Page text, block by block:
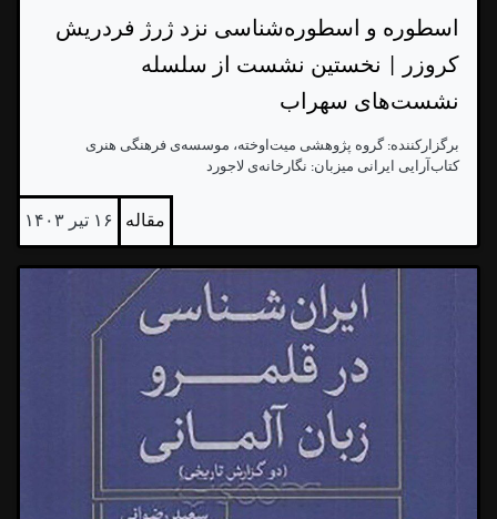
اسطوره و اسطوره‌شناسی نزد ژرژ فردریش
کروزر | نخستین نشست از سلسله
نشست‌های سهراب
برگزارکننده: گروه پژوهشی میت‌اوخته، موسسه‌ی فرهنگی هنری
کتاب‌آرایی ایرانی میزبان: نگارخانه‌ی لاجورد
مقاله ۱۶ تیر ۱۴۰۳